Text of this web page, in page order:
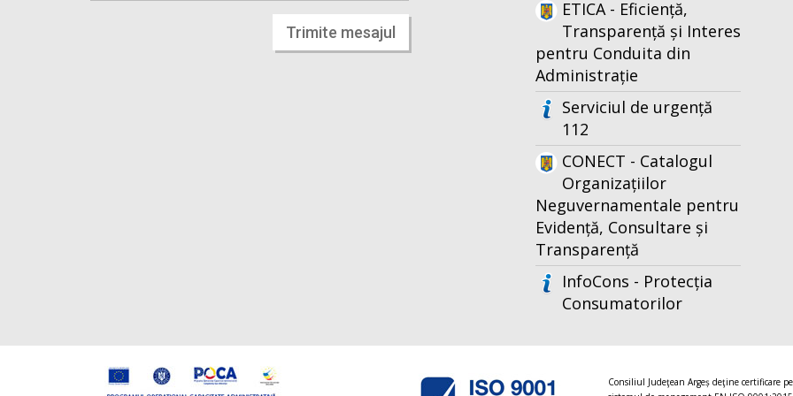
Trimite mesajul
ETICA - Eficiență,
Transparență și Interes
pentru Conduita din
Administrație
Serviciul de urgență
112
CONECT - Catalogul
Organizațiilor
Neguvernamentale pentru
Evidență, Consultare și
Transparență
InfoCons - Protecția
Consumatorilor
Consiliul Judeţean Argeș deţine certificare